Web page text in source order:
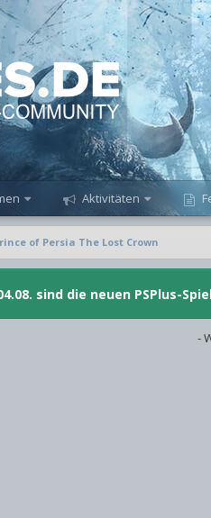
Aktivitäten
of Persia The Lost Crown
sind die neuen PSPlus-
-